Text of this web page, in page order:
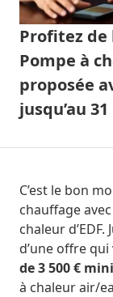
Profitez de
Pompe à
proposée
jusqu’au
C’est le bon
chauffage
chaleur
d’une offre
de 3 500 €
à chaleur air/